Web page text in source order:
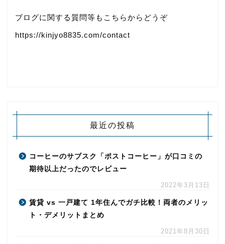
ブログに関する質問等もこちらからどうぞ
https://kinjyo8835.com/contact
最近の投稿
コーヒーのサブスク「ポストコーヒー」が口コミの
期待以上だったのでレビュー
2022年3月13日
賃貸 vs 一戸建て 1年住んでガチ比較！両者のメリッ
ト・デメリットまとめ
2021年8月30日